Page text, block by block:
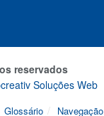
reservados
Soluções Web
Glossário Navegação